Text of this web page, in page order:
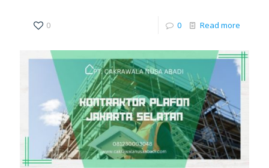
0 0 Read more